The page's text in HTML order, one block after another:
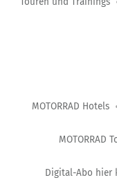
MOTORRAD Hotels
MOTORRAD
Digital-Abo hier